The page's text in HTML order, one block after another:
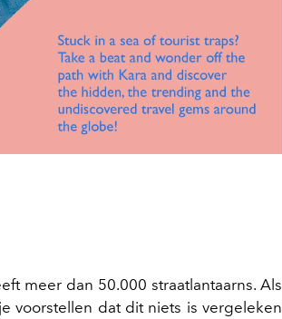
meer dan 50.000 straatlantaarns. Als
voorstellen dat dit niets is vergeleken